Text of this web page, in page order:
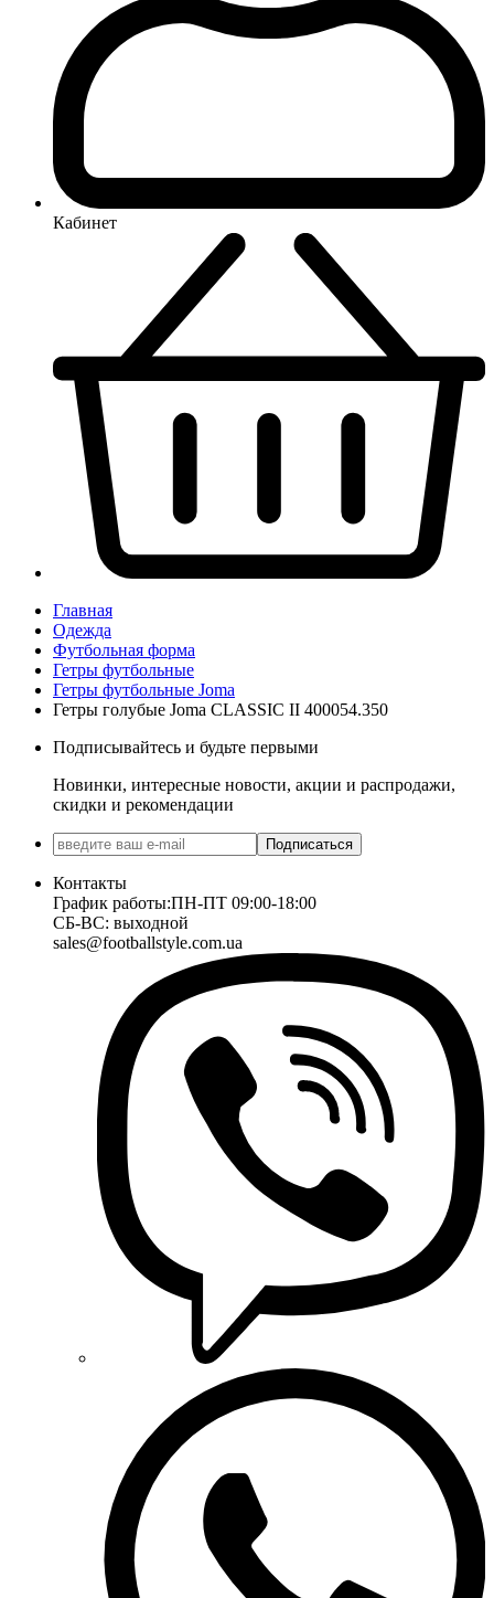
Кабинет
Главная
Одежда
Футбольная форма
Гетры футбольные
Гетры футбольные Joma
Гетры голубые Joma CLASSIC II 400054.350
Подписывайтесь и будьте первыми
Новинки, интересные новости, акции и распродажи,
скидки и рекомендации
Подписаться
Контакты
График работы:ПН-ПТ 09:00-18:00
СБ-ВС: выходной
sales@footballstyle.com.ua